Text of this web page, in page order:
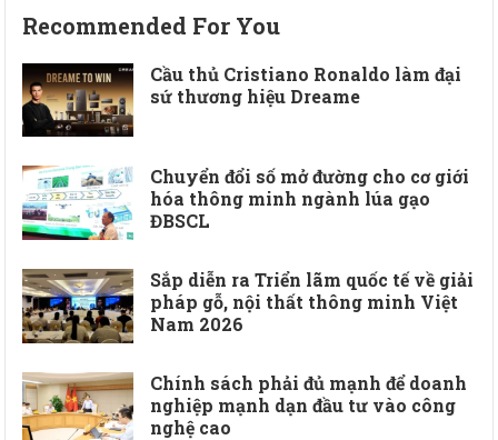
Recommended For You
Cầu thủ Cristiano Ronaldo làm đại
sứ thương hiệu Dreame
Chuyển đổi số mở đường cho cơ giới
hóa thông minh ngành lúa gạo
ĐBSCL
Sắp diễn ra Triển lãm quốc tế về giải
pháp gỗ, nội thất thông minh Việt
Nam 2026
Chính sách phải đủ mạnh để doanh
nghiệp mạnh dạn đầu tư vào công
nghệ cao